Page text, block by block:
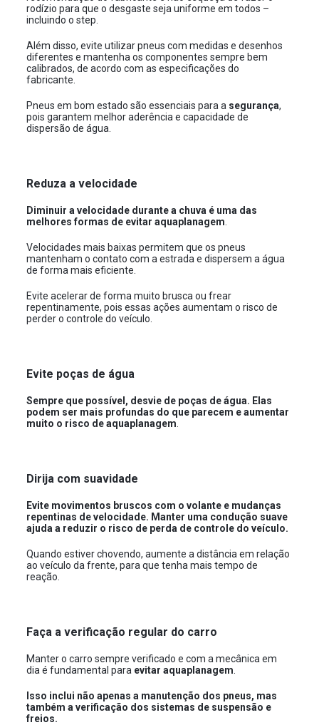
rodízio para que o desgaste seja uniforme em todos –
incluindo o step.
Além disso, evite utilizar pneus com medidas e desenhos
diferentes e mantenha os componentes sempre bem
calibrados, de acordo com as especificações do
fabricante.
Pneus em bom estado são essenciais para a segurança,
pois garantem melhor aderência e capacidade de
dispersão de água.
Reduza a velocidade
Diminuir a velocidade durante a chuva é uma das
melhores formas de evitar aquaplanagem
Velocidades mais baixas permitem que os pneus
mantenham o contato com a estrada e dispersem a água
de forma mais eficiente.
Evite acelerar de forma muito brusca ou frear
repentinamente, pois essas ações aumentam o risco de
perder o controle do veículo.
Evite poças de água
Sempre que possível, desvie de poças de água. Elas
podem ser mais profundas do que parecem e aumentar
muito o risco de aquaplanagem
Dirija com suavidade
Evite movimentos bruscos com o volante e mudanças
repentinas de velocidade. Manter uma condução suave
ajuda a reduzir o risco de perda de controle do veículo.
Quando estiver chovendo, aumente a distância em relação
ao veículo da frente, para que tenha mais tempo de
reação.
Faça a verificação regular do carro
Manter o carro sempre verificado e com a mecânica em
dia é fundamental para evitar aquaplanagem
Isso inclui não apenas a manutenção dos pneus, mas
também a verificação dos sistemas de suspensão e
freios.